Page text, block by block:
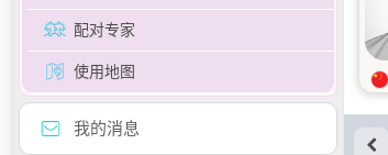
配对专家
使用地图
我的消息